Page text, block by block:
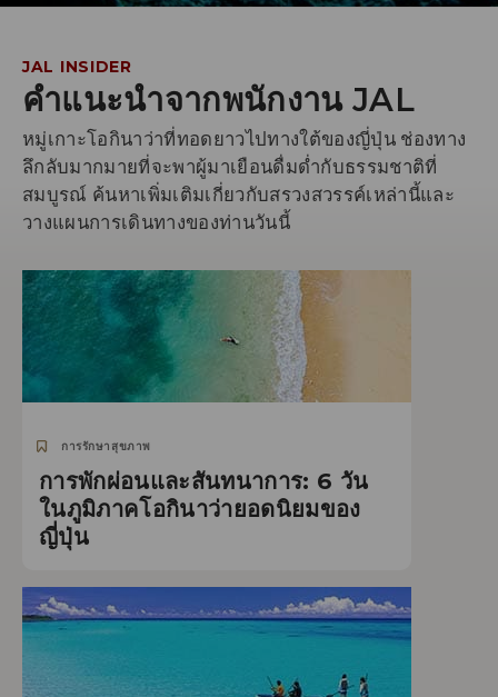
JAL INSIDER
คำแนะนำจากพนักงาน JAL
หมู่เกาะโอกินาว่าที่ทอดยาวไปทางใต้ของญี่ปุ่น ช่องทาง
ลึกลับมากมายที่จะพาผู้มาเยือนดื่มด่ำกับธรรมชาติที่
สมบูรณ์ ค้นหาเพิ่มเติมเกี่ยวกับสรวงสวรรค์เหล่านี้และ
วางแผนการเดินทางของท่านวันนี้
การรักษาสุขภาพ
การพักผ่อนและสันทนาการ: 6 วัน
ในภูมิภาคโอกินาว่ายอดนิยมของ
ญี่ปุ่น